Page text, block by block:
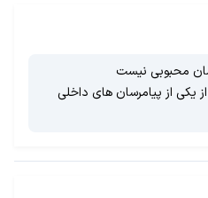
محبوبی نیست
یکی از پیامرسان های داخلی